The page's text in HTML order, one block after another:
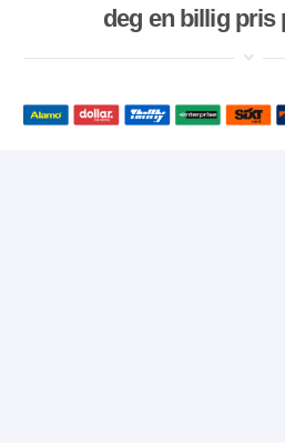
deg en billig pris